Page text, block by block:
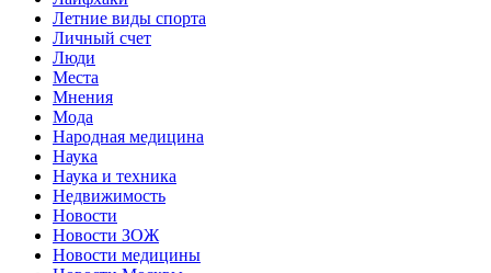
Летние виды спорта
Личный счет
Люди
Места
Мнения
Мода
Народная медицина
Наука
Наука и техника
Недвижимость
Новости
Новости ЗОЖ
Новости медицины